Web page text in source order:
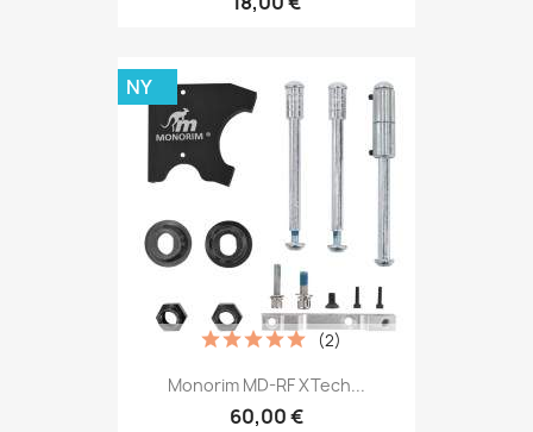
Monorim MD-RF XTech...
60,00 €
(2)
NY